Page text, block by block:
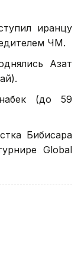
иранцу
ЧМ.
Азат
(до 59
Бибисара
Global